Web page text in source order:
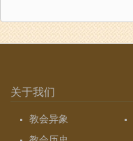
关于我们
教会异象